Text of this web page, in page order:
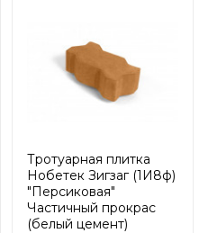
Тротуарная плитка
Нобетек Зигзаг (1И8ф)
"Персиковая"
Частичный прокрас
(белый цемент)